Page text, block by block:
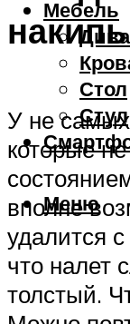
Мебель
Стол
Стул
Меню
У не самых
которые
вполне
удалится
что налет
толстый.